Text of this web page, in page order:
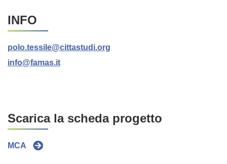
INFO
polo.tessile@cittastudi.org
info@famas.it
Scarica la scheda progetto
MCA